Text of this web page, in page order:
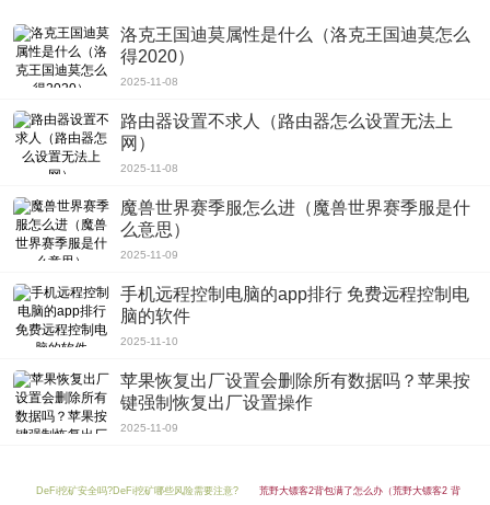
洛克王国迪莫属性是什么（洛克王国迪莫怎么
得2020）
2025-11-08
路由器设置不求人（路由器怎么设置无法上
网）
2025-11-08
魔兽世界赛季服怎么进（魔兽世界赛季服是什
么意思）
2025-11-09
手机远程控制电脑的app排行 免费远程控制电
脑的软件
2025-11-10
苹果恢复出厂设置会删除所有数据吗？苹果按
键强制恢复出厂设置操作
2025-11-09
DeFi挖矿安全吗?DeFi挖矿哪些风险需要注意? 荒野大镖客2背包满了怎么办（荒野大镖客2 背